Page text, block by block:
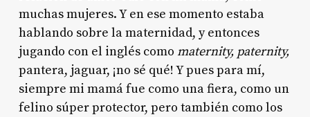
muchas mujeres. Y en ese momento estaba
hablando sobre la maternidad, y entonces
jugando con el inglés como maternity, paternity,
pantera, jaguar, ¡no sé qué! Y pues para mí,
siempre mi mamá fue como una fiera, como un
felino súper protector, pero también como los